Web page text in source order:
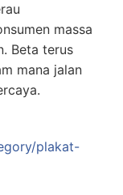
massa
Beta terus
mana jalan
plakat-